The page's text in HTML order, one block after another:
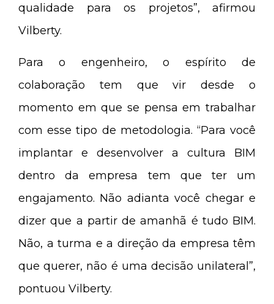
qualidade para os projetos”, afirmou
Vilberty.
Para o engenheiro, o espírito de
colaboração tem que vir desde o
momento em que se pensa em trabalhar
com esse tipo de metodologia. “Para você
implantar e desenvolver a cultura BIM
dentro da empresa tem que ter um
engajamento. Não adianta você chegar e
dizer que a partir de amanhã é tudo BIM.
Não, a turma e a direção da empresa têm
que querer, não é uma decisão unilateral”,
pontuou Vilberty.